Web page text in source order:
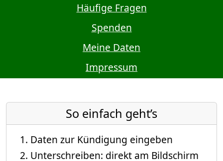
Häufige Fragen
Spenden
Meine Daten
Impressum
So einfach geht’s
Daten zur Kündigung eingeben
Unterschreiben: direkt am Bildschirm